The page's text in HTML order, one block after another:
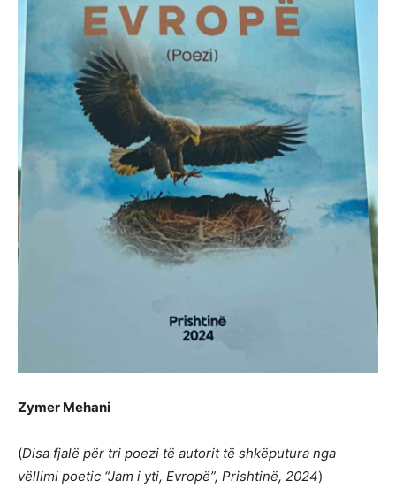
Zymer Mehani
(Disa fjalë për tri poezi të autorit të shkëputura nga
vëllimi poetic “Jam i yti, Evropë”, Prishtinë, 2024)